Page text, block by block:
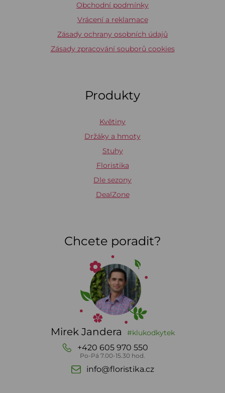
Obchodní podmínky
Vrácení a reklamace
Zásady ochrany osobních údajů
Zásady zpracování souborů cookies
Produkty
Květiny
Držáky a hmoty
Stuhy
Floristika
Dle sezony
DealZone
Chcete poradit?
Mirek Jandera #klukodkytek
+420 605 970 550
Po-Pá 7.00-15.30 hod.
info@floristika.cz